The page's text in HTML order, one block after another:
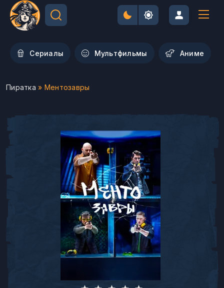
Сериалы Мультфильмы Aниме
Пиратка » Ментозавры